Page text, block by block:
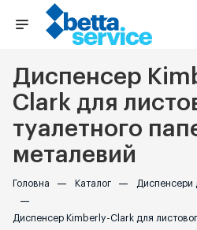
Диспенсер
Clark для
туалетного
металевий
Головна — Каталог — Диспенсери
—
Диспенсер Kimberly-Clark для